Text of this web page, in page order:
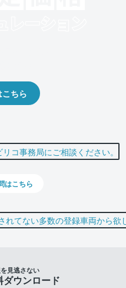
こちら
はこちら
見逃さない
ウンロード